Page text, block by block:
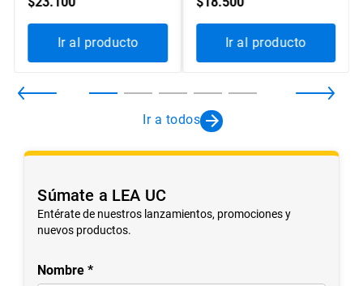
Ir a todos
Ir al producto Ir al producto
Súmate a LEA UC
Entérate de nuestros lanzamientos, promociones y
nuevos productos.
Nombre